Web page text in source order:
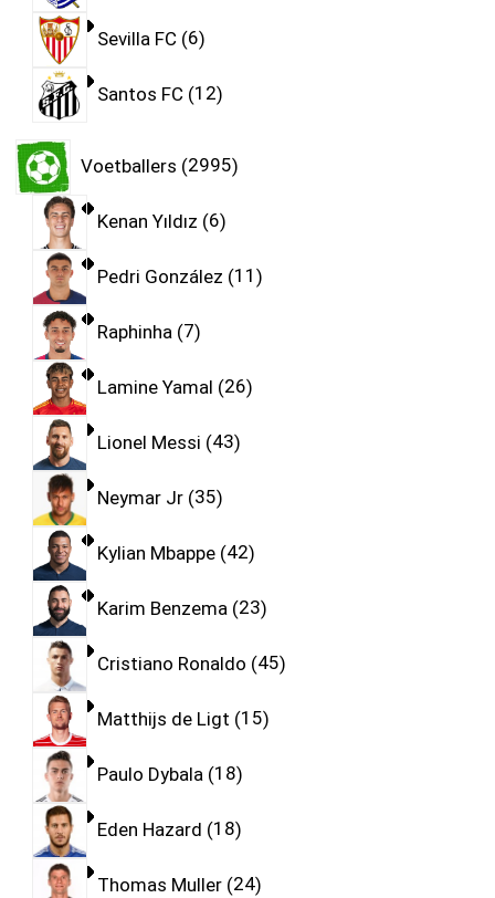
Sevilla FC 6
Santos FC 12
Voetballers 2995
Kenan Yıldız 6
Pedri González 11
Raphinha 7
Lamine Yamal 26
Lionel Messi 43
Neymar Jr 35
Kylian Mbappe 42
Karim Benzema 23
Cristiano Ronaldo 45
Matthijs de Ligt 15
Paulo Dybala 18
Eden Hazard 18
Thomas Muller 24